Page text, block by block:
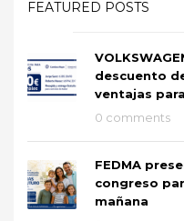
FEATURED POSTS
descuento
ventajas
0 comments
FEDMA
congreso
mañana